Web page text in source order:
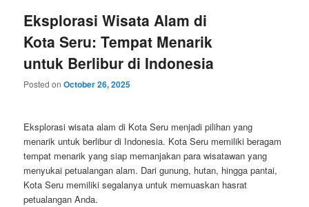
Eksplorasi Wisata Alam di
Kota Seru: Tempat Menarik
untuk Berlibur di Indonesia
Posted onOctober 26, 2025
Eksplorasi wisata alam di Kota Seru menjadi pilihan yang
menarik untuk berlibur di Indonesia. Kota Seru memiliki beragam
tempat menarik yang siap memanjakan para wisatawan yang
menyukai petualangan alam. Dari gunung, hutan, hingga pantai,
Kota Seru memiliki segalanya untuk memuaskan hasrat
petualangan Anda.